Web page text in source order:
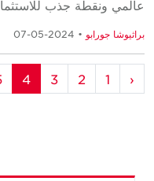
عالمي ونقطة جذب للاستثمار.
براثيوشا جورابو• 2024-05-07